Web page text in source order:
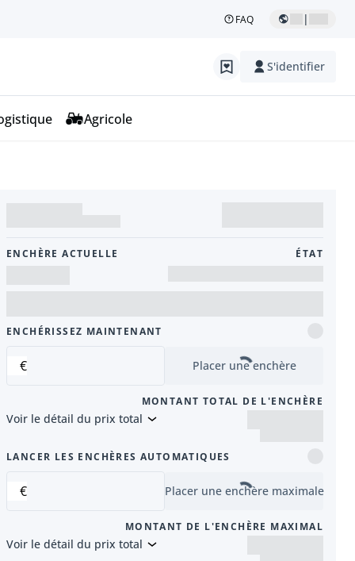
FAQ |
S'identifier
Agricole
ENCHÈRE ACTUELLE ÉTAT
ENCHÉRISSEZ MAINTENANT
€ Placer une enchère
MONTANT TOTAL DE L'ENCHÈRE
Voir le détail du prix total
LANCER LES ENCHÈRES AUTOMATIQUES
€ Placer une enchère maximale
MONTANT DE L'ENCHÈRE MAXIMAL
Voir le détail du prix total